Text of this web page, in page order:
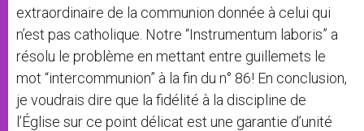
extraordinaire de la communion donnée à celui qui
n’est pas catholique. Notre “Instrumentum laboris” a
résolu le problème en mettant entre guillemets le
mot “intercommunion” à la fin du n° 86! En conclusion,
je voudrais dire que la fidélité à la discipline de
l’Église sur ce point délicat est une garantie d’unité